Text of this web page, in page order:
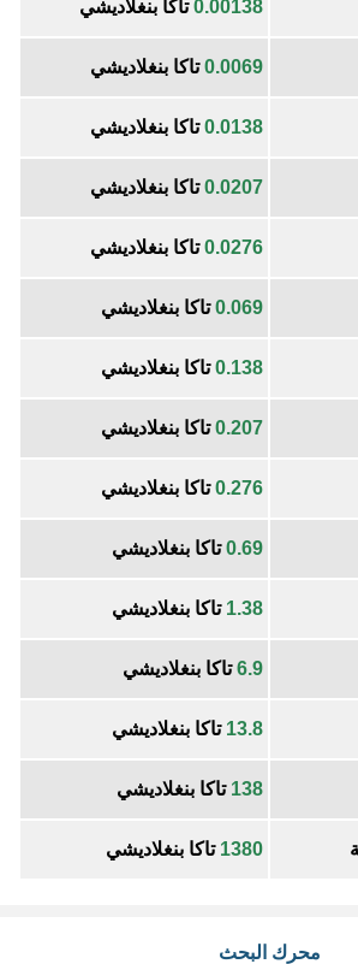
0.00138تاكا بنغلاديشي
0.0069تاكا بنغلاديشي
0.0138تاكا بنغلاديشي
0.0207تاكا بنغلاديشي
0.0276تاكا بنغلاديشي
0.069تاكا بنغلاديشي
0.138تاكا بنغلاديشي
0.207تاكا بنغلاديشي
0.276تاكا بنغلاديشي
0.69تاكا بنغلاديشي
1.38 تاكا بنغلاديشي
6.9تاكا بنغلاديشي
13.8 تاكا بنغلاديشي
138 تاكا بنغلاديشي
1380 تاكا بنغلاديشي
محرك البحث